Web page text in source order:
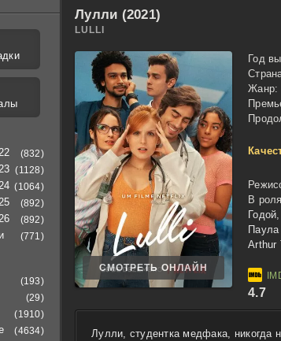
Лулли (2021)
LULLI
СМОТРЕТЬ ОНЛАЙН
Год
Жанр:
В
Arthur
4.7
Лулли, студентка медфака, никогда
(832)
(1128)
(1064)
(892)
(892)
(771)
(193)
(29)
(1910)
(4634)